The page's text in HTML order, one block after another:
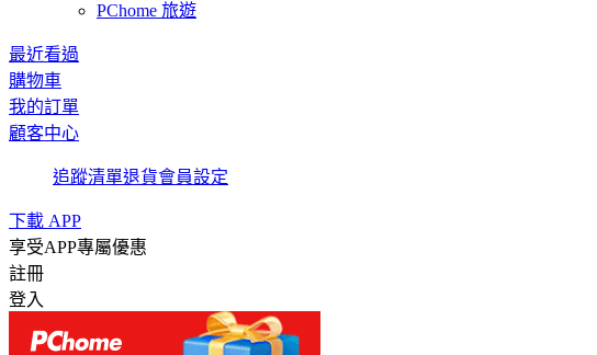
PChome 旅遊
最近看過
購物車
我的訂單
顧客中心
追蹤清單退貨會員設定
下載 APP
享受APP專屬優惠
註冊
登入